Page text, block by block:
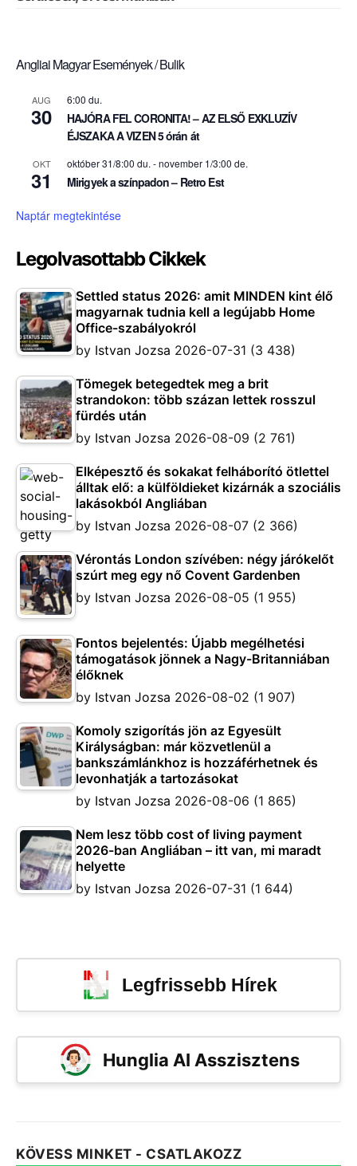
Angliai Magyar Események / Bulik
AUG
30
6:00 du.
HAJÓRA FEL CORONITA! – AZ ELSŐ EXKLUZÍV
ÉJSZAKA A VIZEN 5 órán át
OKT
31
október 31/8:00 du. -november 1/3:00 de.
Mirigyek a színpadon – Retro Est
Naptár megtekintése
Legolvasottabb Cikkek
Settled status 2026: amit MINDEN kint élő
magyarnak tudnia kell a legújabb Home
Office-szabályokról
by Istvan Jozsa 2026-07-31 (3 438)
Tömegek betegedtek meg a brit
strandokon: több százan lettek rosszul
fürdés után
by Istvan Jozsa 2026-08-09 (2 761)
Elképesztő és sokakat felháborító ötlettel
álltak elő: a külföldieket kizárnák a szociális
lakásokból Angliában
by Istvan Jozsa 2026-08-07 (2 366)
Vérontás London szívében: négy járókelőt
szúrt meg egy nő Covent Gardenben
by Istvan Jozsa 2026-08-05 (1 955)
Fontos bejelentés: Újabb megélhetési
támogatások jönnek a Nagy-Britanniában
élőknek
by Istvan Jozsa 2026-08-02 (1 907)
Komoly szigorítás jön az Egyesült
Királyságban: már közvetlenül a
bankszámlánkhoz is hozzáférhetnek és
levonhatják a tartozásokat
by Istvan Jozsa 2026-08-06 (1 865)
Nem lesz több cost of living payment
2026-ban Angliában – itt van, mi maradt
helyette
by Istvan Jozsa 2026-07-31 (1 644)
Legfrissebb Hírek
Hunglia AI Asszisztens
KÖVESS MINKET - CSATLAKOZZ